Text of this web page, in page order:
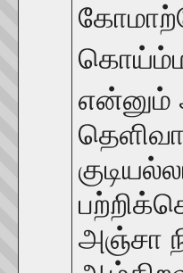
என்னும்
அஞ்சா